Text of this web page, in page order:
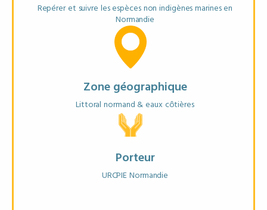
Repérer et suivre les espèces non indigènes marines en
Normandie
Zone géographique
Littoral normand & eaux côtières
Porteur
URCPIE Normandie
* Guide d’identification,
* Fiche de signalement
EN SAVOIR PLUS
FICHE ANNUAIRE